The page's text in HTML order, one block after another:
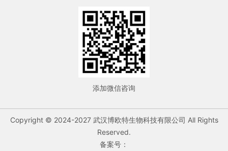
添加微信咨询
Copyright © 2024-2027 武汉博欧特生物科技有限公司 All Rights
Reserved.
备案号：